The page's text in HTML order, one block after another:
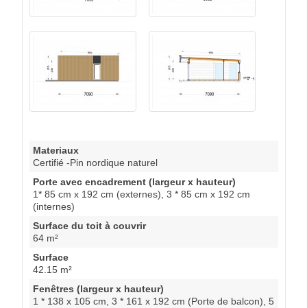
Materiaux
Certifié -Pin nordique naturel
Porte avec encadrement (largeur x hauteur)
1* 85 cm x 192 cm (externes), 3 * 85 cm x 192 cm
(internes)
Surface du toit à couvrir
64 m²
Surface
42.15 m²
Fenêtres (largeur x hauteur)
1 * 138 x 105 cm, 3 * 161 x 192 cm (Porte de balcon), 5